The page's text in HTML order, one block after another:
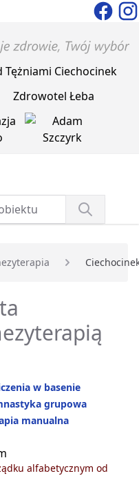
w basenie
grupowa
manualna
alfabetycznym od